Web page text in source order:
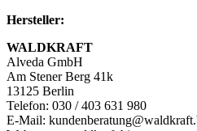
Hersteller:
WALDKRAFT
Alveda GmbH
Am Stener Berg 41k
13125 Berlin
Telefon: 030 / 403 631 980
E-Mail: